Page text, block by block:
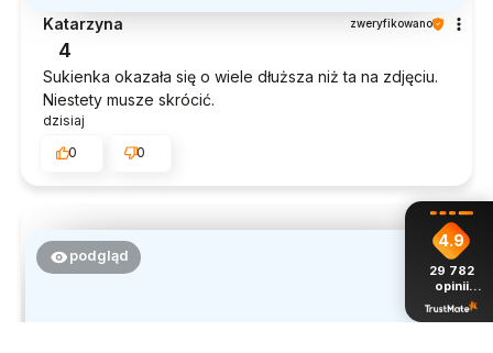
Katarzyna zweryfikowano
4
Sukienka okazała się o wiele dłuższa niż ta na zdjęciu.
Niestety musze skrócić.
dzisiaj
0
0
podgląd
4.9
29 782
opinii
z całego
okresu